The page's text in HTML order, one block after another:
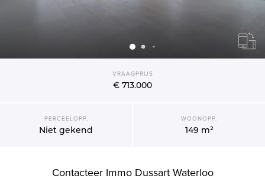
VRAAGPRIJS
€ 713.000
PERCEELOPP.
Niet gekend
WOONOPP.
149 m²
Contacteer Immo Dussart Waterloo